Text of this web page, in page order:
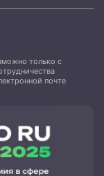
только с
почте